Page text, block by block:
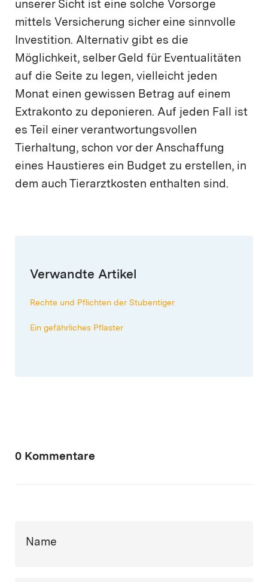
unserer Sicht ist eine solche Vorsorge
mittels Versicherung sicher eine sinnvolle
Investition. Alternativ gibt es die
Möglichkeit, selber Geld für Eventualitäten
auf die Seite zu legen, vielleicht jeden
Monat einen gewissen Betrag auf einem
Extrakonto zu deponieren. Auf jeden Fall ist
es Teil einer verantwortungsvollen
Tierhaltung, schon vor der Anschaffung
eines Haustieres ein Budget zu erstellen, in
dem auch Tierarztkosten enthalten sind.
Verwandte Artikel
Rechte und Pflichten der Stubentiger
Ein gefährliches Pflaster
0 Kommentare
Name